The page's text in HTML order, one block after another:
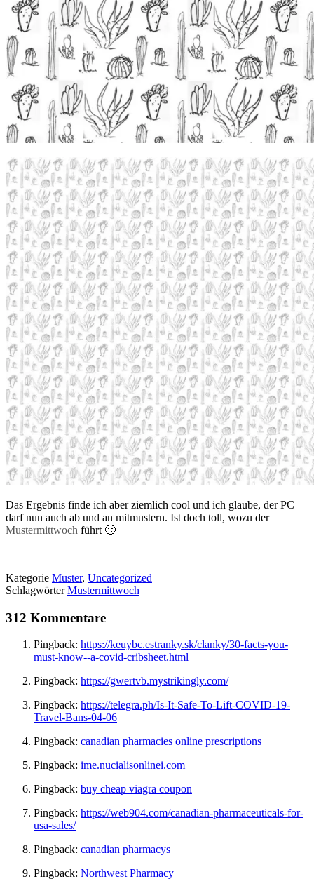
Das Ergebnis finde ich aber ziemlich cool und ich glaube, der PC
darf nun auch ab und an mitmustern. Ist doch toll, wozu der
Mustermittwoch führt 🙂
Kategorie Muster, Uncategorized
SchlagwörterMustermittwoch
312 Kommentare
Pingback: https://keuybc.estranky.sk/clanky/30-facts-you-
must-know--a-covid-cribsheet.html
Pingback: https://gwertvb.mystrikingly.com/
Pingback: https://telegra.ph/Is-It-Safe-To-Lift-COVID-19-
Travel-Bans-04-06
Pingback: canadian pharmacies online prescriptions
Pingback: ime.nucialisonlinei.com
Pingback: buy cheap viagra coupon
Pingback: https://web904.com/canadian-pharmaceuticals-for-
usa-sales/
Pingback: canadian pharmacys
Pingback: Northwest Pharmacy